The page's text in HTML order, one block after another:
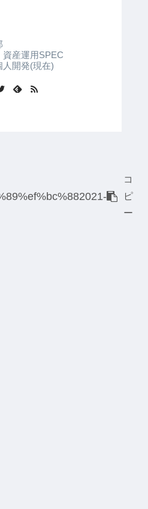
コ
ピ
ー
産運用SPEC
開発(現在)